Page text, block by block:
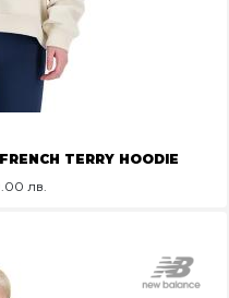
TERRY HOODIE
лв.